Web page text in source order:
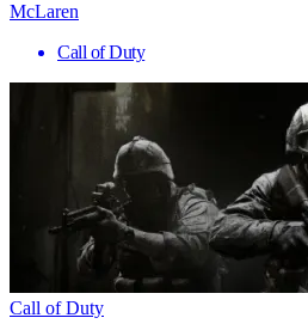
McLaren
Call of Duty
Call of Duty